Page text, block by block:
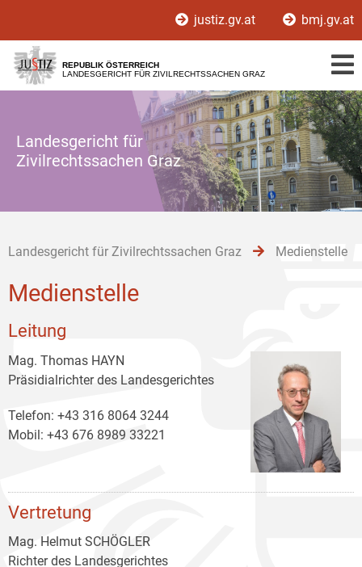
[1]
[2]
[3]
justiz.gv.at bmj.gv.at
REPUBLIK ÖSTERREICH
LANDESGERICHT FÜR ZIVILRECHTSSACHEN GRAZ
Landesgericht für
Zivilrechtssachen Graz
Landesgericht für Zivilrechtssachen Graz Medienstelle
Medienstelle
Leitung
Mag. Thomas HAYN
Präsidialrichter des Landesgerichtes
Telefon: +43 316 8064 3244
Mobil: +43 676 8989 33221
Vertretung
Mag. Helmut SCHÖGLER
Richter des Landesgerichtes